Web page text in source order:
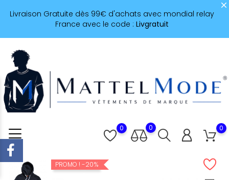
Livraison Gratuite dès 99€ d'achats avec mondial relay
France avec le code : Livgratuit
0
0
0
PROMO ! -20%